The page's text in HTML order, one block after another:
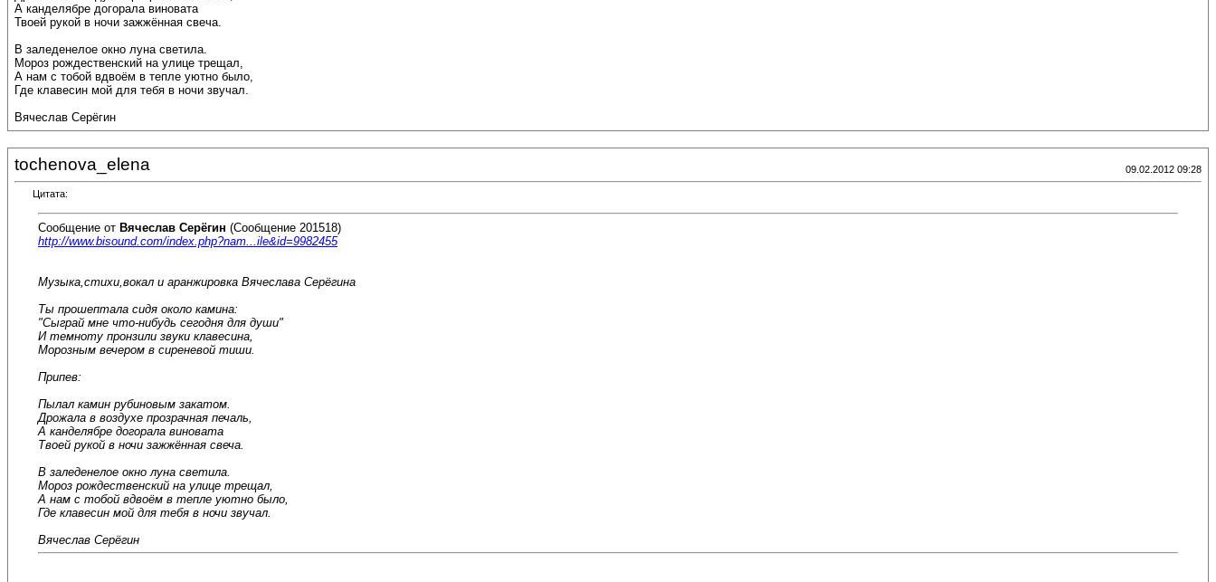
А канделябре догорала виновата
Твоей рукой в ночи зажжённая свеча.
В заледенелое окно луна светила.
Мороз рождественский на улице трещал,
А нам с тобой вдвоём в тепле уютно было,
Где клавесин мой для тебя в ночи звучал.
Вячеслав Серёгин
tochenova_elena 09.02.2012 09:28
Цитата:
Сообщение от Вячеслав Серёгин (Сообщение 201518)
http://www.bisound.com/index.php?nam...ile&id=9982455
Музыка,стихи,вокал и аранжировка Вячеслава Серёгина
Ты прошептала сидя около камина:
"Сыграй мне что-нибудь сегодня для души"
И темноту пронзили звуки клавесина,
Морозным вечером в сиреневой тиши.
Припев:
Пылал камин рубиновым закатом.
Дрожала в воздухе прозрачная печаль,
А канделябре догорала виновата
Твоей рукой в ночи зажжённая свеча.
В заледенелое окно луна светила.
Мороз рождественский на улице трещал,
А нам с тобой вдвоём в тепле уютно было,
Где клавесин мой для тебя в ночи звучал.
Вячеслав Серёгин